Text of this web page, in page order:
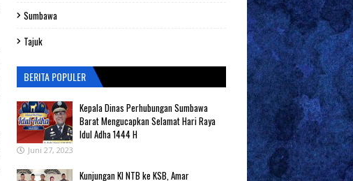
Sumbawa
Tajuk
BERITA POPULER
Kepala Dinas Perhubungan Sumbawa
Barat Mengucapkan Selamat Hari Raya
Idul Adha 1444 H
Juni 27, 2023
Kunjungan KI NTB ke KSB, Amar